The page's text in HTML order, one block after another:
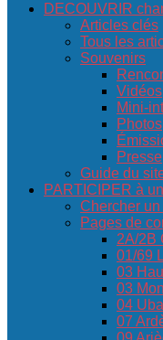
DECOUVRIR
Articles clés
Tous les
Souvenirs
Vidéos
Mini-
Photos
Presse
Guide du
PARTICIPER à
Chercher
Pages de
2A/2B
01/69
03
03
04
07